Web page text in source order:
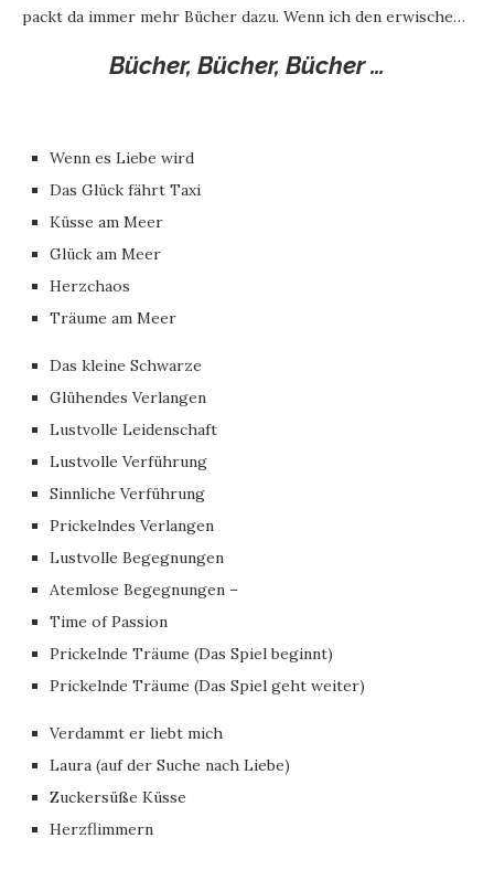
packt da immer mehr Bücher dazu. Wenn ich den erwische…
Bücher, Bücher, Bücher …
Wenn es Liebe wird
Das Glück fährt Taxi
Küsse am Meer
Glück am Meer
Herzchaos
Träume am Meer
Das kleine Schwarze
Glühendes Verlangen
Lustvolle Leidenschaft
Lustvolle Verführung
Sinnliche Verführung
Prickelndes Verlangen
Lustvolle Begegnungen
Atemlose Begegnungen –
Time of Passion
Prickelnde Träume (Das Spiel beginnt)
Prickelnde Träume (Das Spiel geht weiter)
Verdammt er liebt mich
Laura (auf der Suche nach Liebe)
Zuckersüße Küsse
Herzflimmern